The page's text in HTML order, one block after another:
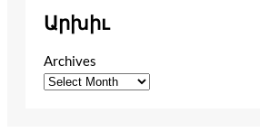
Արխիւ
Archives